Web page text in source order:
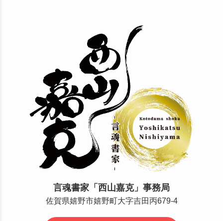
言魂書家「西山嘉克」事務局
佐賀県嬉野市嬉野町大字吉田丙679-4